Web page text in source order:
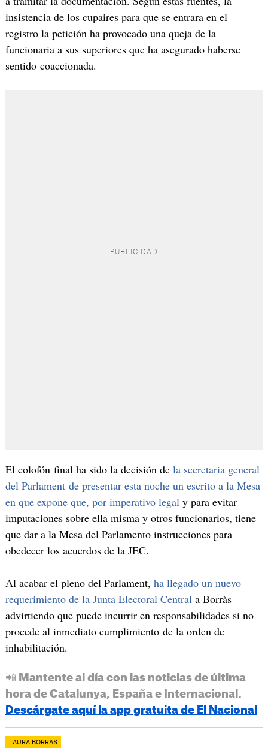
insistencia de los cupaires para que se entrara en el
registro la petición ha provocado una queja de la
funcionaria a sus superiores que ha asegurado haberse
sentido coaccionada.
El colofón final ha sido la decisión de la secretaria general
del Parlament de presentar esta noche un escrito a la Mesa
en que expone que, por imperativo legaly para evitar
imputaciones sobre ella misma y otros funcionarios, tiene
que dar a la Mesa del Parlamento instrucciones para
obedecer los acuerdos de la JEC.
Al acabar el pleno del Parlament, ha llegado un nuevo
requerimiento de la Junta Electoral Central a Borràs
advirtiendo que puede incurrir en responsabilidades si no
procede al inmediato cumplimiento de la orden de
inhabilitación.
📲 Mantente al día con las noticias de última
hora de Catalunya, España e Internacional.
Descárgate aquí la app gratuita de El Nacional
LAURA BORRÀS